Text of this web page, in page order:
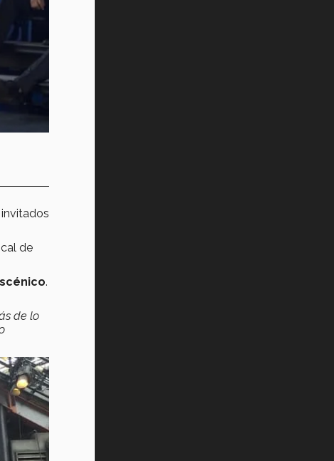
de
.
de lo